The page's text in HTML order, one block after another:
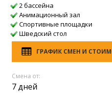
2 бассейна
Анимационный зал
Спортивные площадки
Шведский стол
ГРАФИК СМЕН И
Смена от:
7 дней